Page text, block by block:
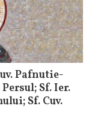
Pafnutie-
Sf. Ier.
Sf. Cuv.